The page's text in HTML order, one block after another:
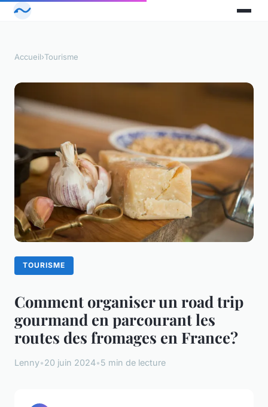
Accueil›Tourisme
TOURISME
Comment organiser un road trip
gourmand en parcourant les
routes des fromages en France?
Lenny•20 juin 2024•5 min de lecture